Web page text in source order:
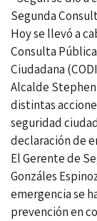
Segunda
Hoy se llevó a
Consulta
Ciudadana
Alcalde
distintas
seguridad
declaración de
El Gerente de
Gonzáles
emergencia se
prevención en